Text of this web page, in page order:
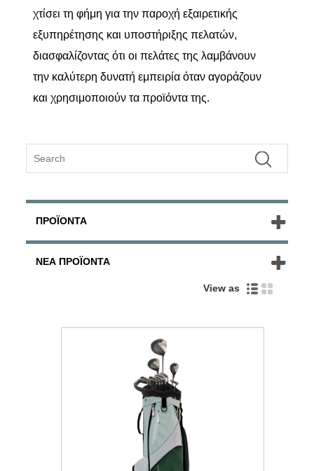
χτίσει τη φήμη για την παροχή εξαιρετικής
εξυπηρέτησης και υποστήριξης πελατών,
διασφαλίζοντας ότι οι πελάτες της λαμβάνουν
την καλύτερη δυνατή εμπειρία όταν αγοράζουν
και χρησιμοποιούν τα προϊόντα της.
ΠΡΟΪΌΝΤΑ
ΝΈΑ ΠΡΟΪΌΝΤΑ
View as